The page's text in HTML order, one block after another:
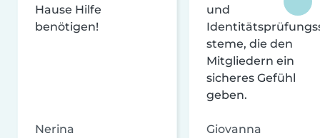
Hause Hilfe
benötigen!
Nerina
und
steme, die den
Mitgliedern ein
sicheres Gefühl
geben.
Giovanna